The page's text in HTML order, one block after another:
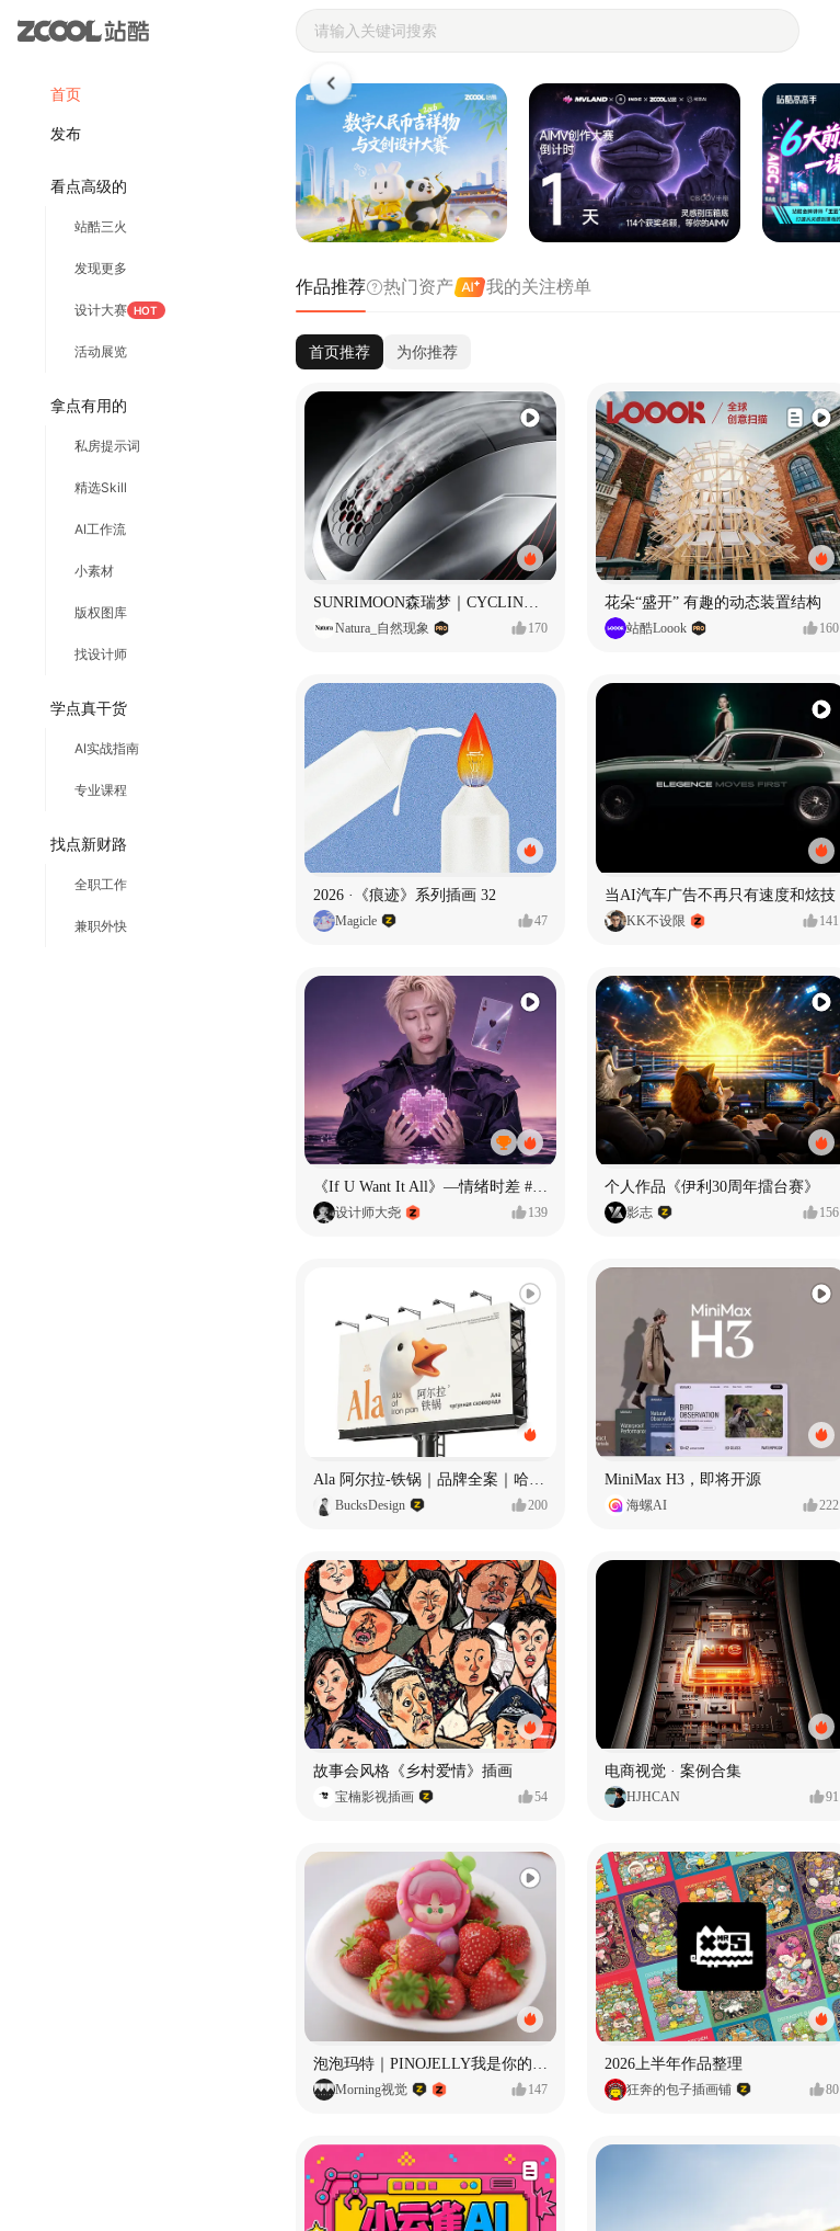
首页
发布
看点高级的
站酷三火
发现更多
设计大赛 HOT
活动展览
拿点有用的
私房提示词
精选Skill
AI工作流
小素材
版权图库
找设计师
学点真干货
AI实战指南
专业课程
找点新财路
全职工作
兼职外快
站酷ZCOOL - 设计师们都在站酷
作品推荐 热门资产 我的关注榜单
首页推荐 为你推荐
SUNRIMOON森瑞梦｜CYCLING HELMET CG｜气动骑行头盔
Natura_自然现象 170
花朵“盛开” 有趣的动态装置结构
站酷Loook 160
2026 ·《痕迹》系列插画 32
Magicle 47
当AI汽车广告不再只有速度和炫技
KK不设限 141
《If U Want It All》—情绪时差 #MVLAND嘻哈狂欢派对
设计师大尧 139
个人作品《伊利30周年擂台赛》
影志 156
BucksDesign 200
MiniMax H3，即将开源
海螺AI 222
故事会风格《乡村爱情》插画
宝楠影视插画 54
电商视觉 · 案例合集
HJHCAN 91
Morning视觉 147
2026上半年作品整理
狂奔的包子插画铺 80